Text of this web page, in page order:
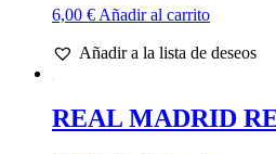
6,00 € Añadir al carrito
Añadir a la lista de deseos
REAL MADRID